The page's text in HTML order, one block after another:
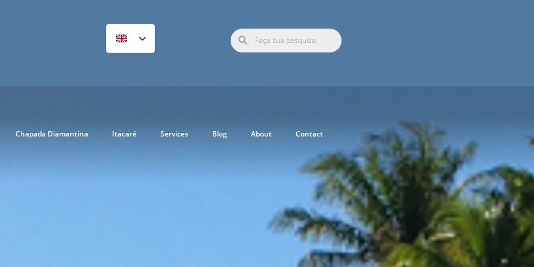
Chapada Diamantina Itacaré Services Blog About Contact